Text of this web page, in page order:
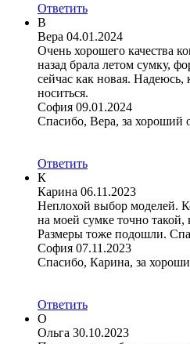
Ответить
В
Вера 04.01.2024
Очень хорошего качества
назад брала летом сумку,
сейчас как новая.
носиться.
София 09.01.2024
Спасибо, Вера, за хороший
Ответить
К
Карина 06.11.2023
Неплохой выбор моделей.
на моей сумке точно такой,
Размеры тоже подошли.
София 07.11.2023
Спасибо, Карина, за
Ответить
О
Ольга 30.10.2023